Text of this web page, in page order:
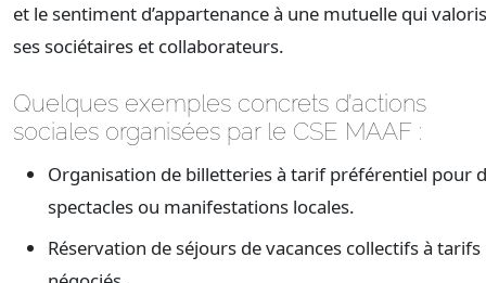
et le sentiment d’appartenance à une mutuelle qui
ses sociétaires et collaborateurs.
Quelques exemples concrets d’actions
sociales organisées par le CSE MAAF :
Organisation de billetteries à tarif préférentiel pour
spectacles ou manifestations locales.
Réservation de séjours de vacances collectifs à tarifs